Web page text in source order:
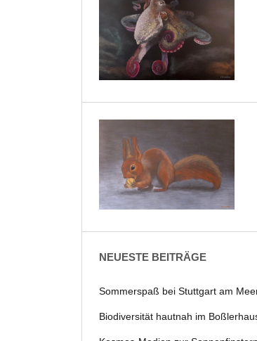
NEUESTE BEITRÄGE
Sommerspaß bei Stuttgart am
Biodiversität hautnah im